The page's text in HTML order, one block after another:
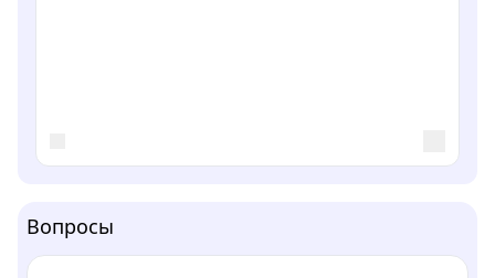
Вопросы